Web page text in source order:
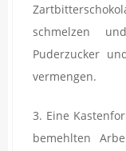
schmelzen
Puderzucker
vermengen.
3. Eine
bemehlten